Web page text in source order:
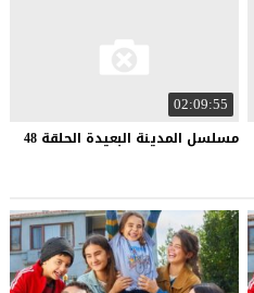
02:09:55
مسلسل المدينة البعيدة الحلقة 48